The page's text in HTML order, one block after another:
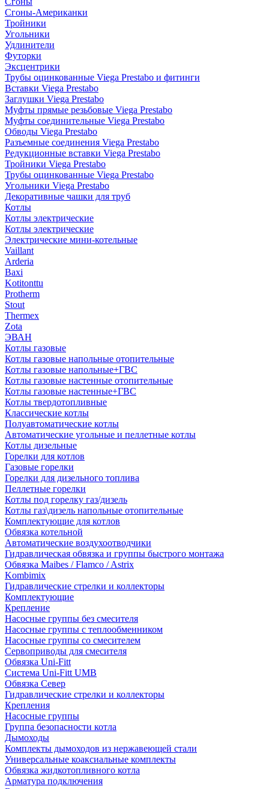
Сгоны-Американки
Тройники
Угольники
Удлинители
Футорки
Эксцентрики
Трубы оцинкованные Viega Prestabo и фитинги
Вставки Viega Prestabo
Заглушки Viega Prestabo
Муфты прямые резьбовые Viega Prestabo
Муфты соединительные Viega Prestabo
Обводы Viega Prestabo
Разъемные соединения Viega Prestabo
Редукционные вставки Viega Prestabo
Тройники Viega Prestabo
Трубы оцинкованные Viega Prestabo
Угольники Viega Prestabo
Декоративные чашки для труб
Котлы
Котлы электрические
Котлы электрические
Электрические мини-котельные
Vaillant
Arderia
Baxi
Kotitonttu
Protherm
Stout
Thermex
Zota
ЭВАН
Котлы газовые
Котлы газовые напольные отопительные
Котлы газовые напольные+ГВС
Котлы газовые настенные отопительные
Котлы газовые настенные+ГВС
Котлы твердотопливные
Классические котлы
Полуавтоматические котлы
Автоматические угольные и пеллетные котлы
Котлы дизельные
Горелки для котлов
Газовые горелки
Горелки для дизельного топлива
Пеллетные горелки
Котлы под горелку газ/дизель
Котлы газ\дизель напольные отопительные
Комплектующие для котлов
Обвязка котельной
Автоматические воздухоотводчики
Гидравлическая обвязка и группы быстрого монтажа
Обвязка Maibes / Flamco / Astrix
Kombimix
Гидравлические стрелки и коллекторы
Комплектующие
Крепление
Насосные группы без смесителя
Насосные группы с теплообменником
Насосные группы со смесителем
Сервоприводы для смесителя
Обвязка Uni-Fitt
Система Uni-Fitt UMB
Обвязка Север
Гидравлические стрелки и коллекторы
Крепления
Насосные группы
Группа безопасности котла
Дымоходы
Комплекты дымоходов из нержавеющей стали
Универсальные коаксиальные комплекты
Обвязка жидкотопливного котла
Арматура подключения